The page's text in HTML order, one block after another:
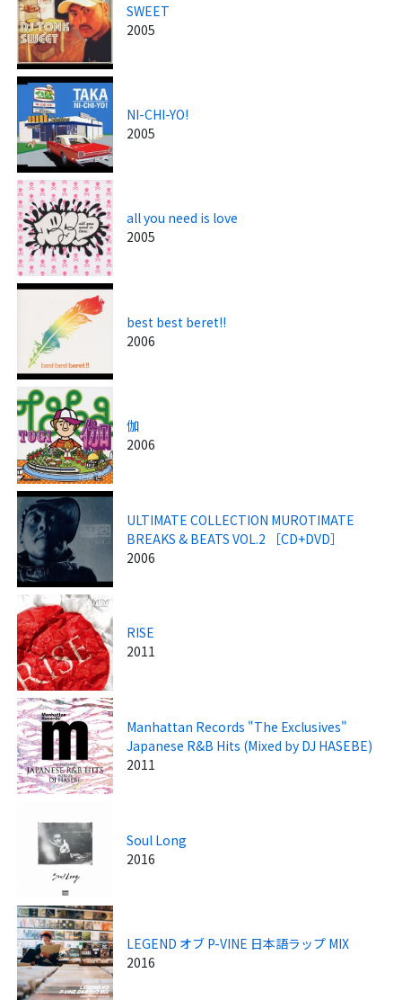
SWEET
2005
NI-CHI-YO!
2005
all you need is love
2005
best best beret!!
2006
伽
2006
ULTIMATE COLLECTION MUROTIMATE
BREAKS & BEATS VOL.2 ［CD+DVD］
2006
RISE
2011
Manhattan Records "The Exclusives"
Japanese R&B Hits (Mixed by DJ HASEBE)
2011
Soul Long
2016
LEGEND オブ P-VINE 日本語ラップ MIX
2016